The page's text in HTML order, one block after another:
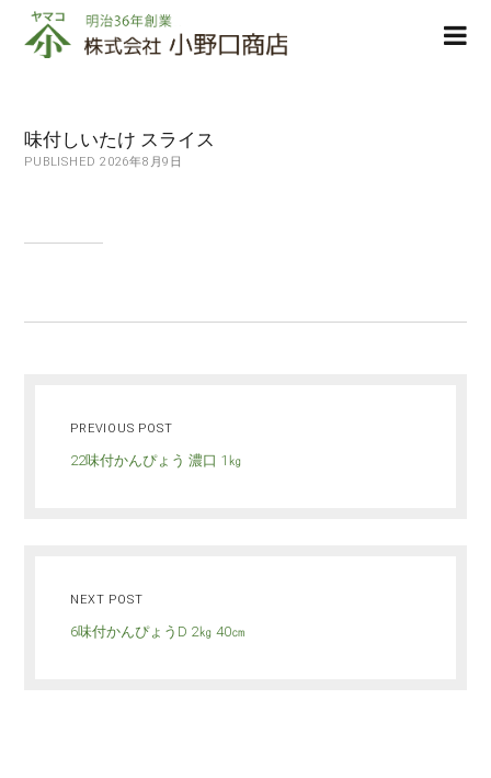
株
式
小
野
味付しいたけ スライス
PUBLISHED 2026年8月9日
PREVIOUS POST
22味付かんぴょう 濃口 1㎏
NEXT POST
6味付かんぴょうD 2㎏ 40㎝